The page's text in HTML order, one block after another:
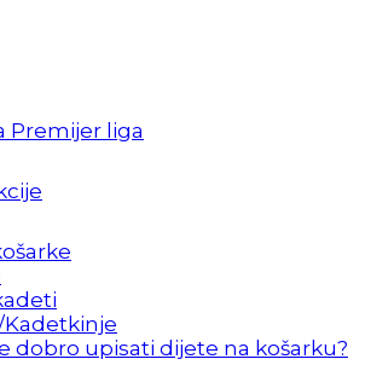
Premijer liga
dobro upisati dijete na košarku?